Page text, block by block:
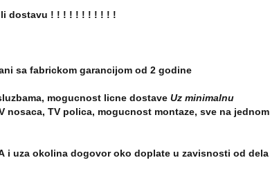
dostavu ! ! ! ! ! ! ! ! ! ! !
sa fabrickom garancijom od 2 godine
mogucnost licne dostave Uz minimalnu
nosaca, TV polica, mogucnost montaze, sve na jednom
i uza okolina dogovor oko doplate u zavisnosti od dela